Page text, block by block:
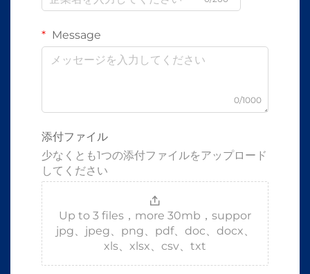
Message
0/1000
添付ファイル
少なくとも1つの添付ファイルをアップロード
してください
Up to 3 files，more 30mb，suppor
jpg、jpeg、png、pdf、doc、docx、
xls、xlsx、csv、txt